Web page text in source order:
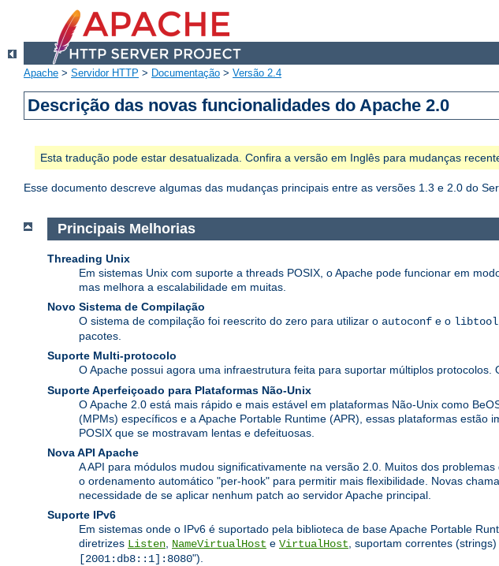
Apache > Servidor HTTP > Documentação > Versão 2.4
Descrição das novas funcionalidades do Apache 2.0
Esta tradução pode estar desatualizada. Confira a versão em Inglês para mudanças
Esse documento descreve algumas das mudanças principais entre as versões 1.3 e 2.0 do
Principais Melhorias
Threading Unix
Em sistemas Unix com suporte a threads POSIX, o Apache pode funcionar em
mas melhora a escalabilidade em muitas.
Novo Sistema de Compilação
O sistema de compilação foi reescrito do zero para utilizar o autoconf e o libtool
pacotes.
Suporte Multi-protocolo
O Apache possui agora uma infraestrutura feita para suportar múltiplos protocolos.
Suporte Aperfeiçoado para Plataformas Não-Unix
O Apache 2.0 está mais rápido e mais estável em plataformas Não-Unix como
(MPMs) específicos e a Apache Portable Runtime (APR), essas plataformas estão
POSIX que se mostravam lentas e defeituosas.
Nova API Apache
A API para módulos mudou significativamente na versão 2.0. Muitos dos
o ordenamento automático "per-hook" para permitir mais flexibilidade. Novas
necessidade de se aplicar nenhum patch ao servidor Apache principal.
Suporte IPv6
Em sistemas onde o IPv6 é suportado pela biblioteca de base Apache Portable
diretrizes Listen NameVirtualHost e VirtualHost , suportam correntes
[2001:db8::1]:8080").